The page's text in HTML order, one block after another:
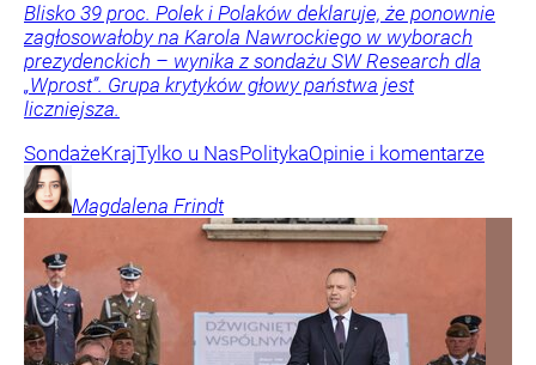
Blisko 39 proc. Polek i Polaków deklaruje, że ponownie
zagłosowałoby na Karola Nawrockiego w wyborach
prezydenckich – wynika z sondażu SW Research dla
„Wprost”. Grupa krytyków głowy państwa jest
liczniejsza.
SondażeKrajTylko u NasPolitykaOpinie i komentarze
Magdalena Frindt